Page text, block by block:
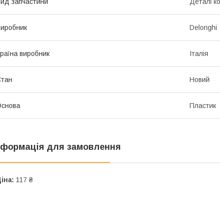
запчастини Деталі
Delonghi
виробник Італія
Новий
Пластик
для замовлення
117 ₴